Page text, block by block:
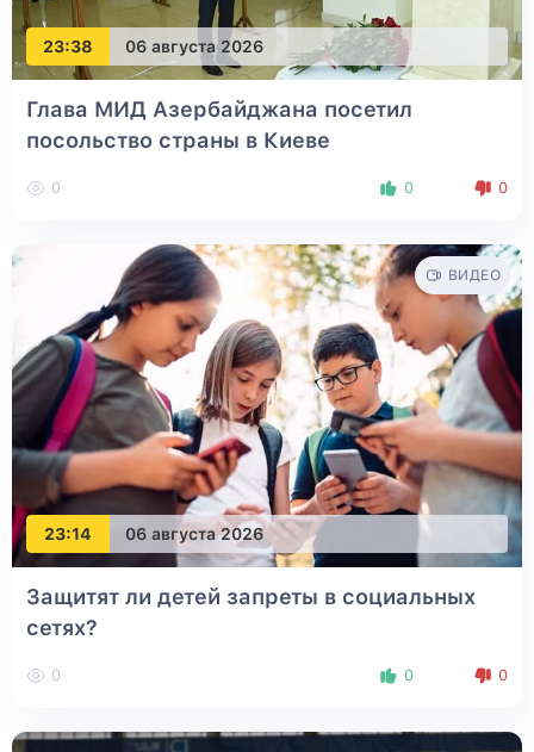
23:38 06 августа 2026
Глава МИД Азербайджана посетил
посольство страны в Киеве
0 0 0
23:14 06 августа 2026
ВИДЕО
Защитят ли детей запреты в социальных
сетях?
0 0 0